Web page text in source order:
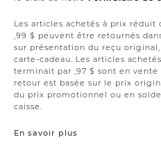
Les articles achetés à prix
,99 $ peuvent être retournés
sur présentation du reçu
carte-cadeau. Les articles
terminait par ,97 $ sont en vente
retour est basée sur le prix
du prix promotionnel ou en
caisse.
En savoir plus